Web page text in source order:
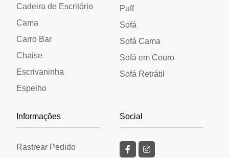
Cadeira de Escritório
Cama
Carro Bar
Chaise
Escrivaninha
Espelho
Puff
Sofá
Sofá Cama
Sofá em Couro
Sofá Retrátil
Informações
Rastrear Pedido
Social